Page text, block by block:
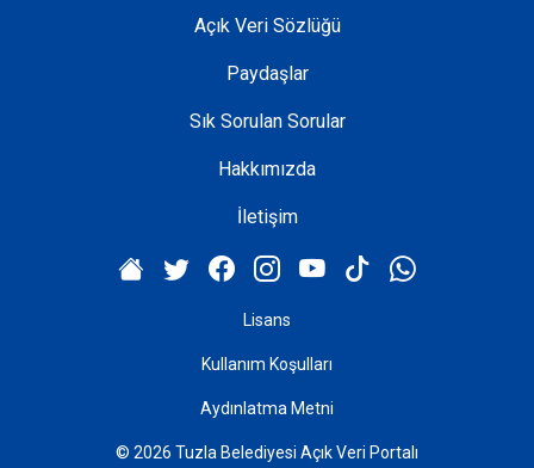
Açık Veri Sözlüğü
Paydaşlar
Sık Sorulan Sorular
Hakkımızda
İletişim
Lisans
Kullanım Koşulları
Aydınlatma Metni
© 2026 Tuzla Belediyesi Açık Veri Portalı